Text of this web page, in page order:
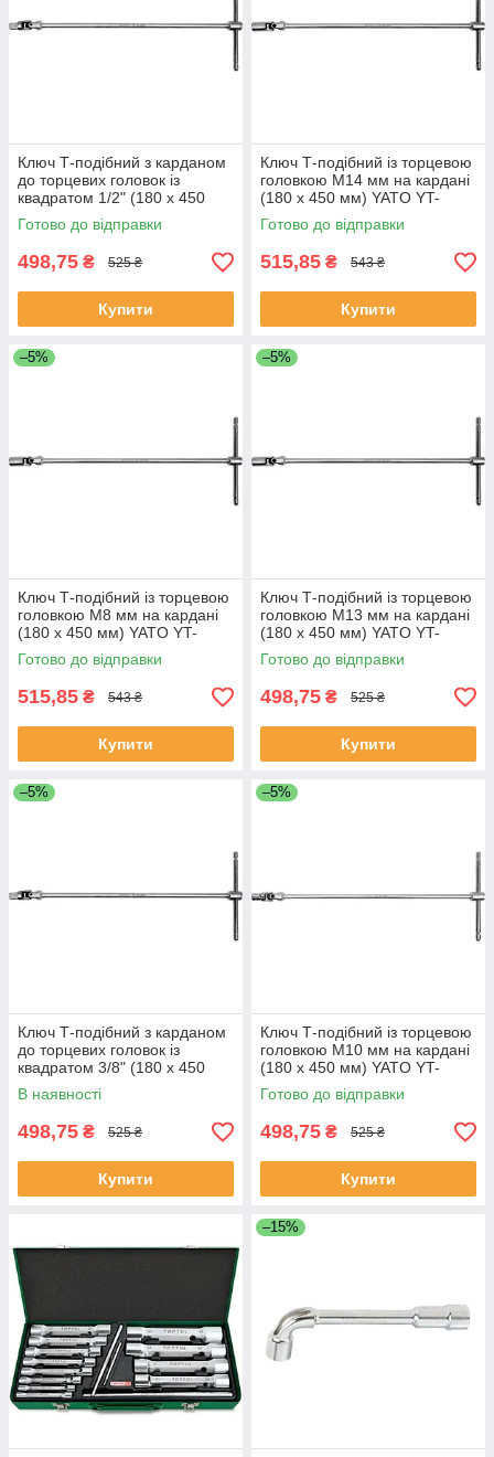
Ключ Т-подібний з карданом
до торцевих головок із
квадратом 1/2" (180 х 450
мм) Yato YT-15293 (Польща)
Готово до відправки
498,75 ₴ 525 ₴
Купити
Ключ Т-подібний із торцевою
головкою М14 мм на кардані
(180 х 450 мм) YATO YT-
15279 (Польща)
Готово до відправки
515,85 ₴ 543 ₴
Купити
–5%
Ключ Т-подібний із торцевою
головкою М8 мм на кардані
(180 х 450 мм) YATO YT-
15273 (Польща)
Готово до відправки
515,85 ₴ 543 ₴
Купити
–5%
Ключ Т-подібний із торцевою
головкою М13 мм на кардані
(180 х 450 мм) YATO YT-
15278 (Польща)
Готово до відправки
498,75 ₴ 525 ₴
Купити
–5%
Ключ Т-подібний з карданом
до торцевих головок із
квадратом 3/8" (180 х 450
мм) Yato YT-15292 (Польща)
В наявності
498,75 ₴ 525 ₴
Купити
–5%
Ключ Т-подібний із торцевою
головкою М10 мм на кардані
(180 х 450 мм) YATO YT-
15275 (Польща)
Готово до відправки
498,75 ₴ 525 ₴
Купити
–15%